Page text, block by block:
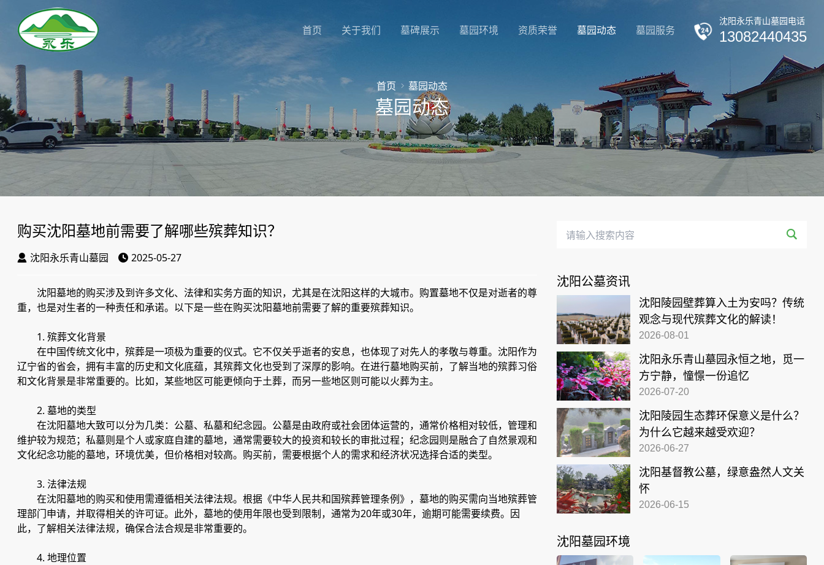
首页 关于我们 墓碑展示 墓园环境 资质荣誉 墓园动态 墓园服务
沈阳永乐青山墓园电话
13082440435
首页 墓园动态
墓园动态
购买沈阳墓地前需要了解哪些殡葬知识？
沈阳永乐青山墓园 2025-05-27
沈阳墓地的购买涉及到许多文化、法律和实务方面的知识，尤其是在沈阳这样的大城市。购置墓地不仅是对逝者的尊
重，也是对生者的一种责任和承诺。以下是一些在购买沈阳墓地前需要了解的重要殡葬知识。
1. 殡葬文化背景
在中国传统文化中，殡葬是一项极为重要的仪式。它不仅关乎逝者的安息，也体现了对先人的孝敬与尊重。沈阳作为
辽宁省的省会，拥有丰富的历史和文化底蕴，其殡葬文化也受到了深厚的影响。在进行墓地购买前，了解当地的殡葬习俗
和文化背景是非常重要的。比如，某些地区可能更倾向于土葬，而另一些地区则可能以火葬为主。
2. 墓地的类型
在沈阳墓地大致可以分为几类：公墓、私墓和纪念园。公墓是由政府或社会团体运营的，通常价格相对较低，管理和
维护较为规范；私墓则是个人或家庭自建的墓地，通常需要较大的投资和较长的审批过程；纪念园则是融合了自然景观和
文化纪念功能的墓地，环境优美，但价格相对较高。购买前，需要根据个人的需求和经济状况选择合适的类型。
3. 法律法规
在沈阳墓地的购买和使用需遵循相关法律法规。根据《中华人民共和国殡葬管理条例》，墓地的购买需向当地殡葬管
理部门申请，并取得相关的许可证。此外，墓地的使用年限也受到限制，通常为20年或30年，逾期可能需要续费。因
此，了解相关法律法规，确保合法合规是非常重要的。
4. 地理位置
沈阳公墓资讯
沈阳陵园壁葬算入土为安吗？传统
观念与现代殡葬文化的解读！
2026-08-01
沈阳永乐青山墓园永恒之地，觅一
方宁静，憧憬一份追忆
2026-07-20
沈阳陵园生态葬环保意义是什么？
为什么它越来越受欢迎？
2026-06-27
沈阳基督教公墓，绿意盎然人文关
怀
2026-06-15
沈阳墓园环境